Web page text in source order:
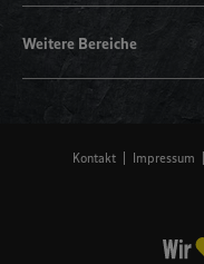
Weitere Bereiche
Kontakt Impressum